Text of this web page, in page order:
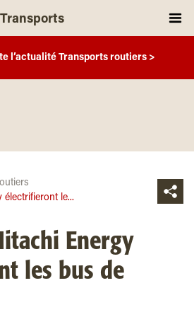
l’actualité Transports routiers >
électrifieront le...
Energy
les bus de